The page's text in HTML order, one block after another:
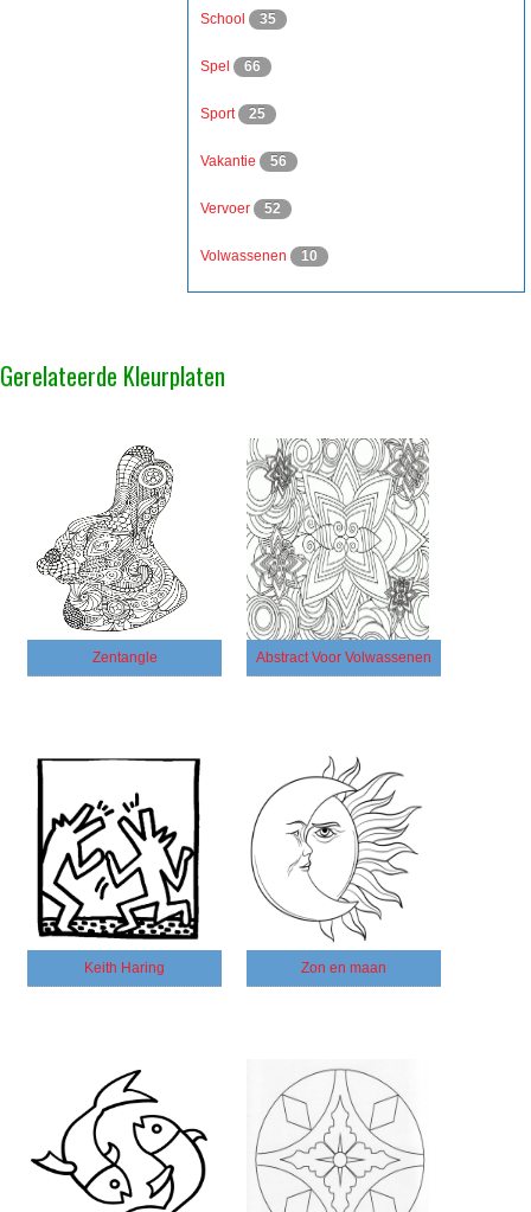
School 35
Spel 66
Sport 25
Vakantie 56
Vervoer 52
Volwassenen 10
Gerelateerde Kleurplaten
Zentangle Abstract Voor Volwassenen
Keith Haring Zon en maan